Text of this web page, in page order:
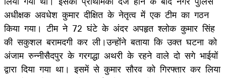
अधीक्षक अवधेश कुमार दीक्षित के नेतृत्व में एक टीम का गठन
किया गया। टीम ने 72 घंटे के अंदर अपहृत श्लोक कुमार सिंह
की सकुशल बरामदगी कर ली।उन्होंने बताया कि उक्त घटना को
अंजाम रुन्नीसैदपुर के गरगद्धा अथरी के रहने वाले दो सगे भाईयों
द्वारा दिया गया था। इसमें से कुमार सौरव को गिरफ्तार कर लिया